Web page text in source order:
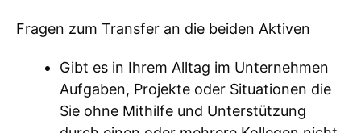
Fragen zum Transfer an die beiden Aktiven
Gibt es in Ihrem Alltag im Unternehmen
Aufgaben, Projekte oder Situationen die
Sie ohne Mithilfe und Unterstützung